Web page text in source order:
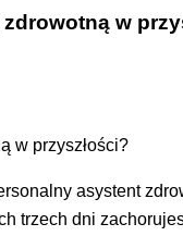
w
asystent
trzech dni